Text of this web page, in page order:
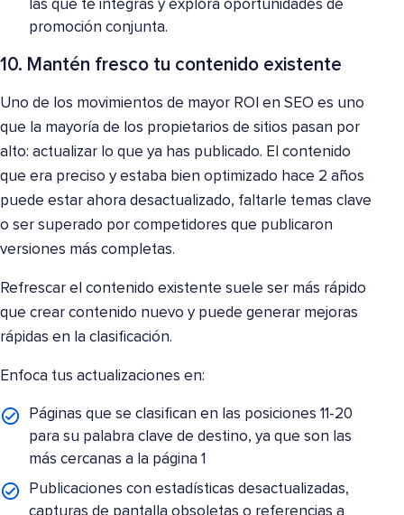
las que te integras y explora oportunidades de
promoción conjunta.
10. Mantén fresco tu contenido existente
Uno de los movimientos de mayor ROI en SEO es uno
que la mayoría de los propietarios de sitios pasan por
alto: actualizar lo que ya has publicado. El contenido
que era preciso y estaba bien optimizado hace 2 años
puede estar ahora desactualizado, faltarle temas clave
o ser superado por competidores que publicaron
versiones más completas.
Refrescar el contenido existente suele ser más rápido
que crear contenido nuevo y puede generar mejoras
rápidas en la clasificación.
Enfoca tus actualizaciones en:
Páginas que se clasifican en las posiciones 11-20
para su palabra clave de destino, ya que son las
más cercanas a la página 1
Publicaciones con estadísticas desactualizadas,